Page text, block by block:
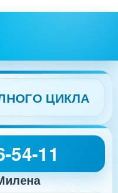
ЦИКЛА
54-11